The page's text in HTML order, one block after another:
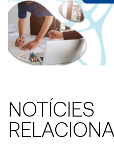
NOTÍCIES